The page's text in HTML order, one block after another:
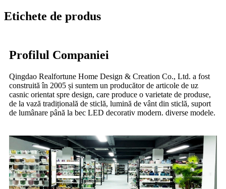
Etichete de produs
Profilul Companiei
Qingdao Realfortune Home Design & Creation Co., Ltd. a fost
construită în 2005 și suntem un producător de articole de uz
casnic orientat spre design, care produce o varietate de produse,
de la vază tradițională de sticlă, lumină de vânt din sticlă, suport
de lumânare până la bec LED decorativ modern. diverse modele.